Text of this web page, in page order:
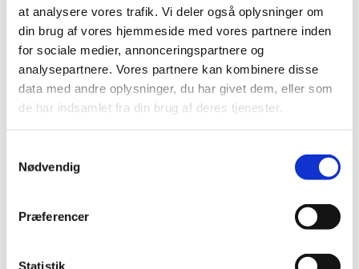
at analysere vores trafik. Vi deler også oplysninger om
din brug af vores hjemmeside med vores partnere inden
for sociale medier, annonceringspartnere og
analysepartnere. Vores partnere kan kombinere disse
data med andre oplysninger, du har givet dem, eller som
de har indsamlet fra din brug af deres tjenester.
Nødvendig
Præferencer
Statistik